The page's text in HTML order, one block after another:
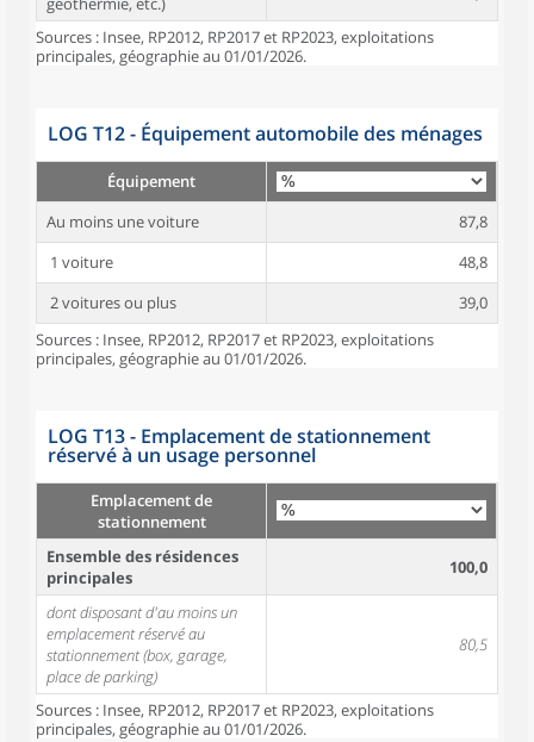
Sources : Insee, RP2012, RP2017 et RP2023, exploitations
principales, géographie au 01/01/2026.
LOG T12 - Équipement automobile des ménages
Équipement
Au moins une voiture
87,8
1 voiture
48,8
2 voitures ou plus
39,0
Sources : Insee, RP2012, RP2017 et RP2023, exploitations
principales, géographie au 01/01/2026.
LOG T13 - Emplacement de stationnement
réservé à un usage personnel
Emplacement de
stationnement
Ensemble des résidences
principales
100,0
dont disposant d'au moins un
emplacement réservé au
stationnement (box, garage,
place de parking)
80,5
Sources : Insee, RP2012, RP2017 et RP2023, exploitations
principales, géographie au 01/01/2026.